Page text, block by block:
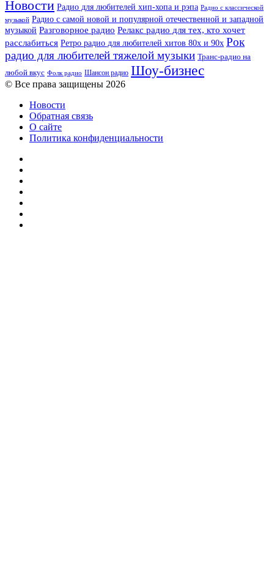
Новости Радио для любителей хип-хопа и рэпа Радио с классической
музыкой Радио с самой новой и популярной отечественной и западной
музыкой Разговорное радио Релакс радио для тех, кто хочет
расслабиться Ретро радио для любителей хитов 80х и 90х Рок
радио для любителей тяжелой музыки Транс-радио на
любой вкус Фолк радио Шансон радио Шоу-бизнес
© Все права защищены 2026
Новости
Обратная связь
О сайте
Политика конфиденциальности